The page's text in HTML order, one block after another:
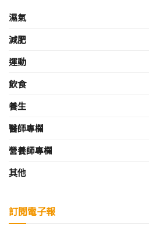
濕氣
減肥
運動
飲食
養生
醫師專欄
營養師專欄
其他
訂閱電子報